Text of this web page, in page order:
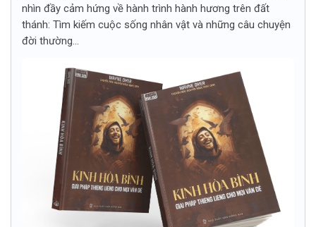
nhìn đầy cảm hứng về hành trình hành hương trên đất
thánh: Tìm kiếm cuộc sống nhân vật và những câu chuyện
đời thường...